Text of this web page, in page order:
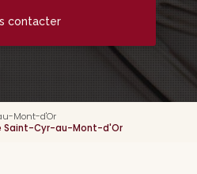
contacter
Mont-d'Or
Saint-Cyr-au-Mont-d'Or